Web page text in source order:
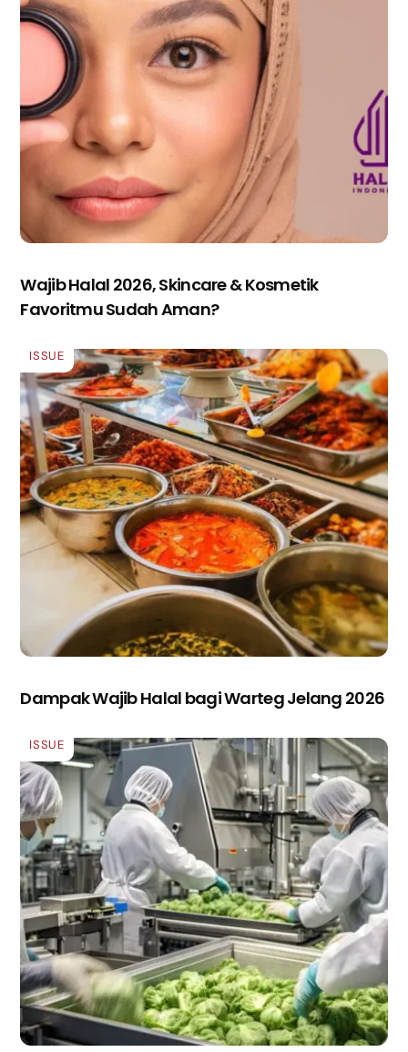
Wajib Halal 2026, Skincare & Kosmetik
Favoritmu Sudah Aman?
ISSUE
Dampak Wajib Halal bagi Warteg Jelang 2026
ISSUE